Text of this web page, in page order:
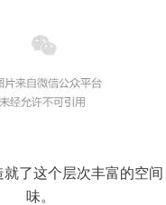
了这个层次丰富的空
味。